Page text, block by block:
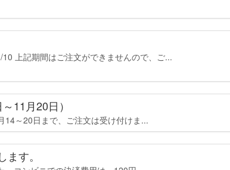
上記期間はご注文ができませんので、ご...
11月20日）
14～20日まで、ご注文は受け付けま...
す。